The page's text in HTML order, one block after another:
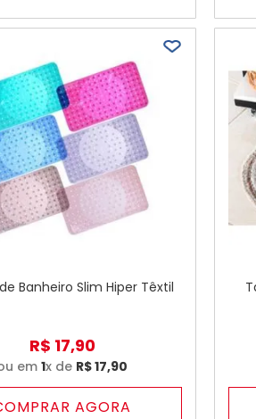
Banheiro Slim Hiper Têxtil
R$ 17,90
em1x de R$17,90
AGORA